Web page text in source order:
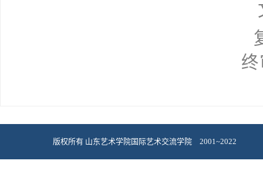
版权所有 山东艺术学院国际艺术交流学院 2001~2022